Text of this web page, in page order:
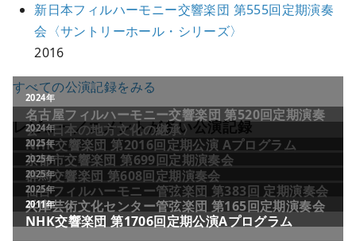
新日本フィルハーモニー交響楽団 第555回定期演奏
会〈サントリーホール・シリーズ〉
2016
すべての公演記録をみる
レビュー／コメントが多い公演記録